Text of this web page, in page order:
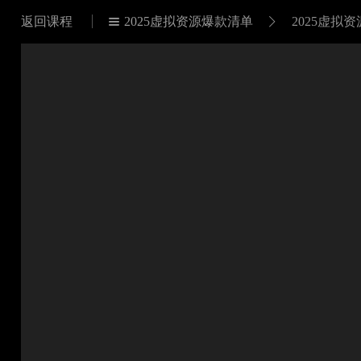
返回课程  2025虚拟资源爆款清单  2025虚拟